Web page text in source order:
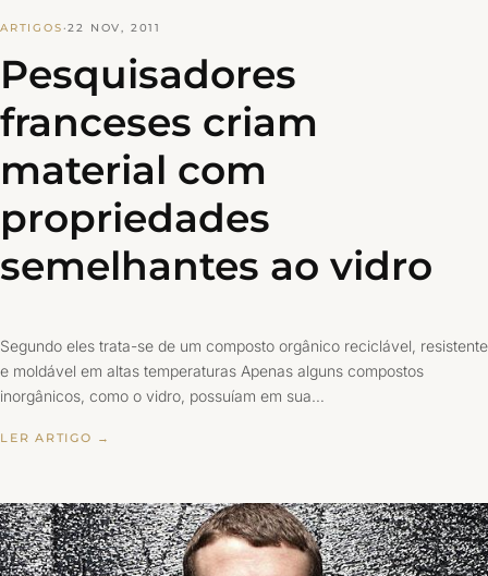
ARTIGOS·22 NOV, 2011
Pesquisadores
franceses criam
material com
propriedades
semelhantes ao vidro
Segundo eles trata-se de um composto orgânico reciclável, resistente
e moldável em altas temperaturas Apenas alguns compostos
inorgânicos, como o vidro, possuíam em sua…
LER ARTIGO →